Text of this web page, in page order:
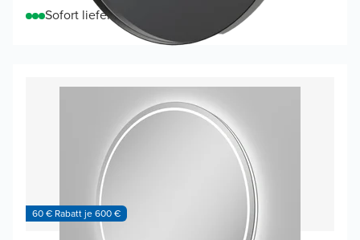
Sofort lieferbar
60 € Rabatt je 600 €